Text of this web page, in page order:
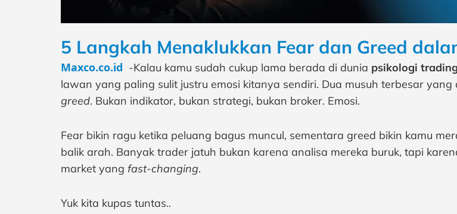
5 Langkah Menaklukkan Fear dan Greed
Maxco.co.id -Kalau kamu sudah cukup lama berada di dunia psikologi
lawan yang paling sulit justru emosi kitanya sendiri. Dua musuh terbesar
greed. Bukan indikator, bukan strategi, bukan broker. Emosi.
Fear bikin ragu ketika peluang bagus muncul, sementara greed bikin kamu
balik arah. Banyak trader jatuh bukan karena analisa mereka buruk, tapi
market yang fast-changing.
Yuk kita kupas tuntas..